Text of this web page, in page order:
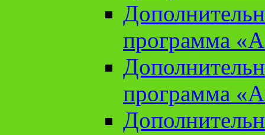
программа
программа